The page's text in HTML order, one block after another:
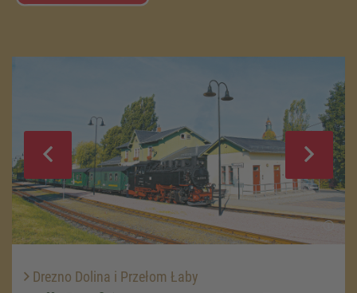
Drezno Dolina i Przełom Łaby